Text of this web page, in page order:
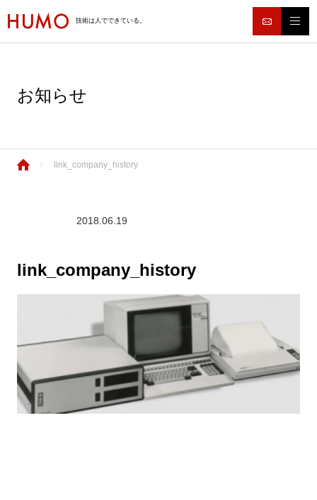
技術は人でできている。
お知らせ
link_company_history
2018.06.19
link_company_history